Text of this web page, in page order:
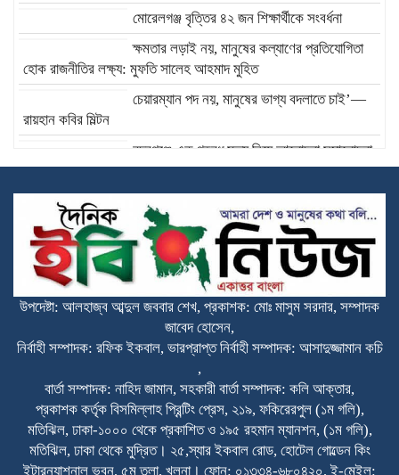
মোরেলগঞ্জ বৃত্তির ৪২ জন শিক্ষার্থীকে সংবর্ধনা
ক্ষমতার লড়াই নয়, মানুষের কল্যাণের প্রতিযোগিতা
হোক রাজনীতির লক্ষ্য: মুফতি সালেহ আহমাদ মুহিত
চেয়ারম্যান পদ নয়, মানুষের ভাগ্য বদলাতে চাই’—
রায়হান কবির মিল্টন
বদরগঞ্জে এক গৃহবধু মৃত্যু নিয়ে আলোচনা সমালোচনা
বাংলাদেশ প্রেসক্লাব ইউএইর সভাপতিতে সংবর্ধনা
উপদেষ্টা: আলহাজ্ব আব্দুল জববার শেখ, প্রকাশক: মোঃ মাসুম সরদার, সম্পাদক
জাবেদ হোসেন,
নির্বাহী সম্পাদক: রফিক ইকবাল, ভারপ্রাপ্ত নির্বাহী সম্পাদক: আসাদুজ্জামান কচি
,
বার্তা সম্পাদক: নাহিদ জামান, সহকারী বার্তা সম্পাদক: কলি আক্তার,
প্রকাশক কর্তৃক বিসমিল্লাহ প্রিন্টিং প্রেস, ২১৯, ফকিরেরপুল (১ম গলি),
মতিঝিল, ঢাকা-১০০০ থেকে প্রকাশিত ও ১৯৫ রহমান ম্যানশন, (১ম গলি),
মতিঝিল, ঢাকা থেকে মুদ্রিত। ২৫,স্যার ইকবাল রোড, হোটেল গোল্ডেন কিং
ইন্টারন্যাশনাল ভবন, ৫ম তলা, খুলনা। ফোন: ০১৩৩৪-৬৮০৪২০, ই-মেইল: